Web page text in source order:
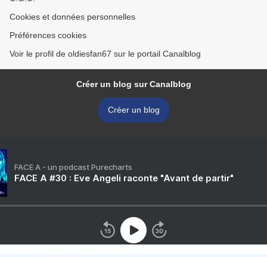
Cookies et données personnelles
Préférences cookies
Voir le profil de oldiesfan67 sur le portail Canalblog
Créer un blog sur Canalblog
Créer un blog
FACE A - un podcast Purecharts
FACE A #30 : Eve Angeli raconte "Avant de partir"